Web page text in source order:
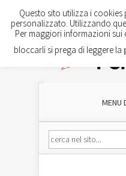
MENU
Questo sito utilizza i
personalizzato. Utilizzando
Per maggiori informazioni sui
bloccarli si prega di leggere la